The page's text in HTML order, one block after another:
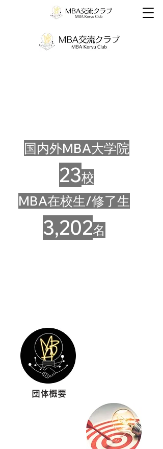
国内外MBA大学院
23校
MBA在校生/修了生
3,202名
団体概要